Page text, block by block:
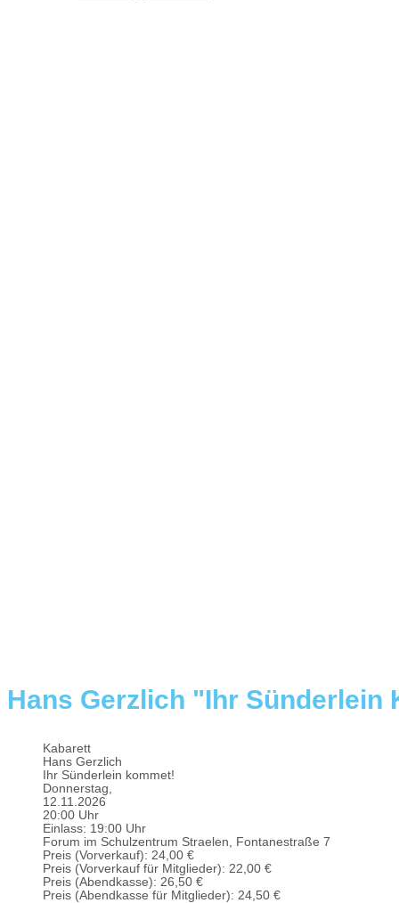
Hans Gerzlich "Ihr Sünderlein
Kabarett
Hans Gerzlich
Ihr Sünderlein kommet!
Donnerstag,
12.11.2026
20:00 Uhr
Einlass: 19:00 Uhr
Forum im Schulzentrum Straelen, Fontanestraße 7
Preis (Vorverkauf): 24,00 €
Preis (Vorverkauf für Mitglieder): 22,00 €
Preis (Abendkasse): 26,50 €
Preis (Abendkasse für Mitglieder): 24,50 €